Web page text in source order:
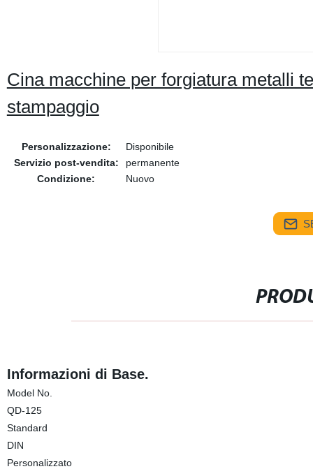
Cina macchine per forgiatura metalli
stampaggio
Personalizzazione:
Disponibile
Servizio post-vendita:
permanente
Condizione:
Nuovo
Informazioni di Base.
Model No.
QD-125
Standard
DIN
Personalizzato